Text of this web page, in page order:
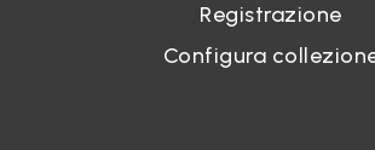
Registrazione
Configura